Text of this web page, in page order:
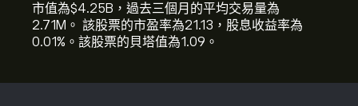
市值為‎$‎4.25B，過去三個月的平均交易量為
2.71M。 該股票的市盈率為21.13，股息收益率為
0.01%。該股票的貝塔值為1.09。